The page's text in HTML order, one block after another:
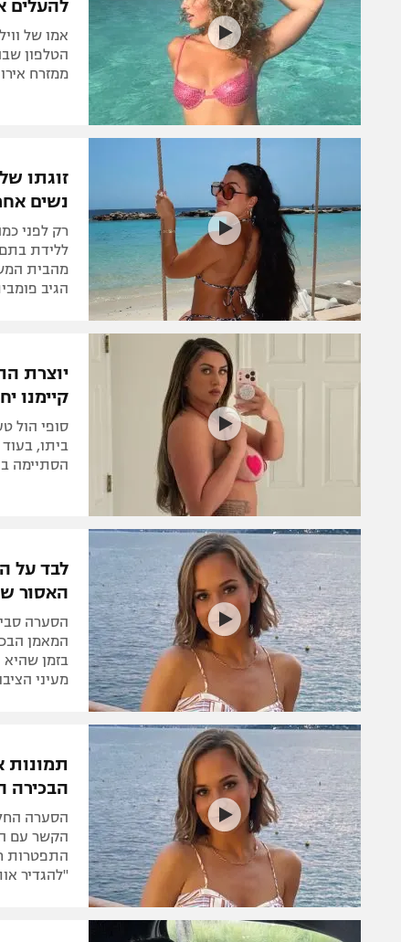
להעלים
אמו של
הטלפון
ממזרח
נשים
רק לפני
ללידת
מהבית
הגיב
יוצרת
קיימנו
ביתו,
הסתיימה
לבד על
האסור
הסערה
המאמן
בזמן
מעיני
תמונות
הבכירה
הסערה
הקשר עם
"להגדיר